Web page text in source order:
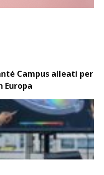
Campus alleati per
Europa